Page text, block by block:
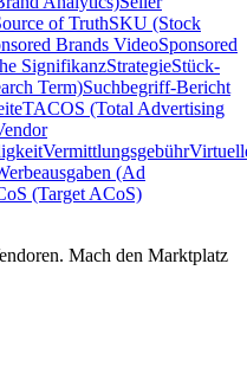
of TruthSKU (Stock
Brands VideoSponsored
SignifikanzStrategieStück-
Term)Suchbegriff-Bericht
TACOS (Total Advertising
Vermittlungsgebühr
(Ad
(Target ACoS)
Mach den Marktplatz